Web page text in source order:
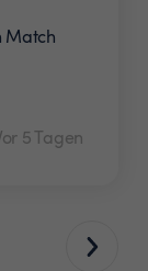
Match
5 Tagen